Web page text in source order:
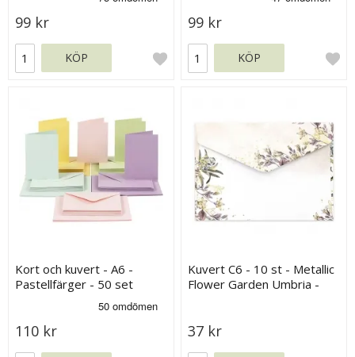
99 kr
KÖP
99 kr
KÖP
Kort och kuvert - A6 -
Pastellfärger - 50 set
110 kr
Kuvert C6 - 10 st - Metallic
Flower Garden Umbria -
37 kr